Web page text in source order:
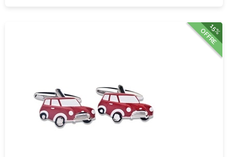
15%
OFFRE